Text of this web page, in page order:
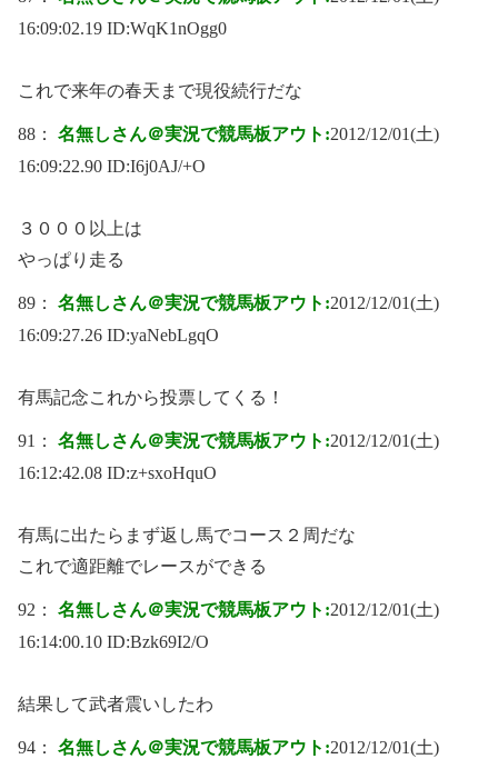
16:09:02.19 ID:WqK1nOgg0
これで来年の春天まで現役続行だな
88： 名無しさん＠実況で競馬板アウト:2012/12/01(土)
16:09:22.90 ID:I6j0AJ/+O
３０００以上は
やっぱり走る
89： 名無しさん＠実況で競馬板アウト:2012/12/01(土)
16:09:27.26 ID:yaNebLgqO
有馬記念これから投票してくる！
91： 名無しさん＠実況で競馬板アウト:2012/12/01(土)
16:12:42.08 ID:z+sxoHquO
有馬に出たらまず返し馬でコース２周だな
これで適距離でレースができる
92： 名無しさん＠実況で競馬板アウト:2012/12/01(土)
16:14:00.10 ID:Bzk69I2/O
結果して武者震いしたわ
94： 名無しさん＠実況で競馬板アウト:2012/12/01(土)